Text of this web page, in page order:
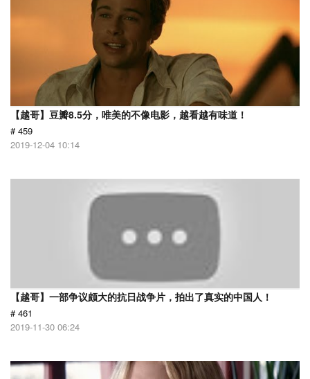
【越哥】豆瓣8.5分，唯美的不像电影，越看越有味道！
# 459
2019-12-04 10:14
【越哥】一部争议颇大的抗日战争片，拍出了真实的中国人！
# 461
2019-11-30 06:24